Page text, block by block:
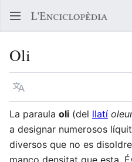
Oli
Llegir en un atre idioma
La paraula oli (del llatí
a designar numerosos
diversos que no es
manco densitat que esta.